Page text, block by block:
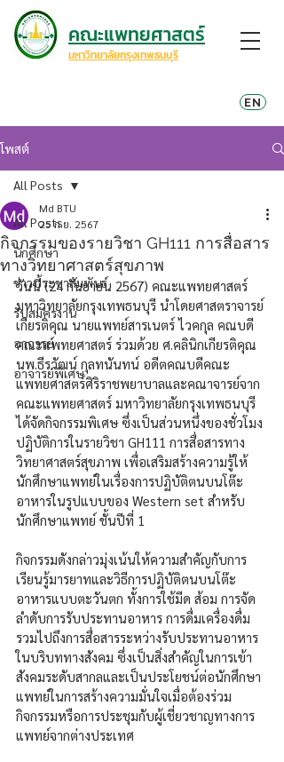
มหาวิทยาลัยกรุงเทพธนบุรี
EN
คณะแพทยศาสตร์
โพสต์
All Posts
นักศึกษา
ข่าวประชาสัมพันธ์
รับสมัครงาน
อาจารย์
อาจารย์พิเศษ
All Posts
กิจกรรมของรายวิชา GH111 การสื่อสาร
ทางวิทยาศาสตร์สุขภาพ
Md BTU
25 ก.ย. 2567
วันนี้ (24 กันยายน 2567) คณะแพทยศาสตร์
มหาวิทยาลัยกรุงเทพธนบุรี นำโดยศาสตราจารย์
เกียรติคุณ นายแพทย์สารเนตร์ ไวคกุล คณบดี
คณะแพทยศาสตร์ ร่วมด้วย ศ.คลินิกเกียรติคุณ
นพ.ธีรวัฒน์ กุลทนันทน์ อดีตคณบดีคณะ
แพทยศาสตร์ศิริราชพยาบาลและคณาจารย์จาก
คณะแพทยศาสตร์ มหาวิทยาลัยกรุงเทพธนบุรี
ได้จัดกิจกรรมพิเศษ ซึ่งเป็นส่วนหนึ่งของชั่วโมง
ปฏิบัติการในรายวิชา GH111 การสื่อสารทาง
วิทยาศาสตร์สุขภาพ เพื่อเสริมสร้างความรู้ให้
นักศึกษาแพทย์ในเรื่องการปฏิบัติตนบนโต๊ะ
อาหารในรูปแบบของ Western set สำหรับ
นักศึกษาแพทย์ ชั้นปีที่ 1
กิจกรรมดังกล่าวมุ่งเน้นให้ความสำคัญกับการ
เรียนรู้มารยาทและวิธีการปฏิบัติตนบนโต๊ะ
อาหารแบบตะวันตก ทั้งการใช้มีด ส้อม การจัด
ลำดับการรับประทานอาหาร การดื่มเครื่องดื่ม
รวมไปถึงการสื่อสารระหว่างรับประทานอาหาร
ในบริบททางสังคม ซึ่งเป็นสิ่งสำคัญในการเข้า
สังคมระดับสากลและเป็นประโยชน์ต่อนักศึกษา
แพทย์ในการสร้างความมั่นใจเมื่อต้องร่วม
กิจกรรมหรือการประชุมกับผู้เชี่ยวชาญทางการ
แพทย์จากต่างประเทศ